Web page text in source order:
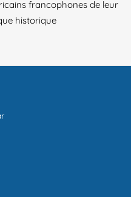
francophones de leur
historique